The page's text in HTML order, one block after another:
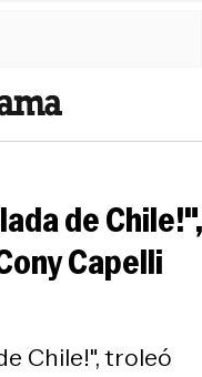
de Chile!",
Capelli
Chile!", troleó